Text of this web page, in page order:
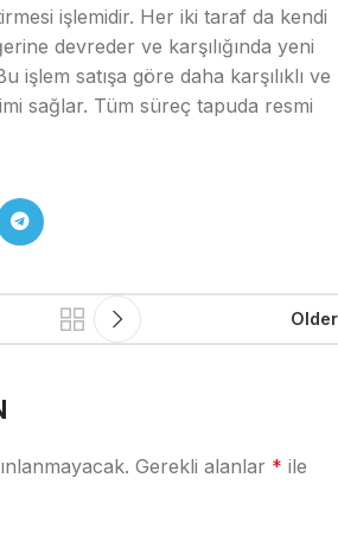
işlemidir. Her iki taraf da kendi
devreder ve karşılığında yeni
işlem satışa göre daha karşılıklı ve
sağlar. Tüm süreç tapuda resmi
Older
Gerekli alanlar * ile